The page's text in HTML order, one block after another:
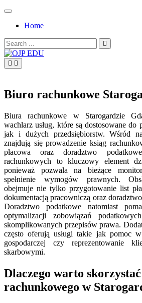
Skip
contentHome
Search
for:
Biuro rachunkowe
Biura rachunkowe w Starogardzie
wachlarz usług, które są dostosowane do
jak i dużych przedsiębiorstw. Wśród
znajdują się prowadzenie ksiąg
płacowa oraz doradztwo
rachunkowych to kluczowy element
ponieważ pozwala na bieżące
spełnienie wymogów prawnych.
obejmuje nie tylko przygotowanie list
dokumentacją pracowniczą oraz
Doradztwo podatkowe natomiast
optymalizacji zobowiązań
skomplikowanych przepisów prawa.
często oferują usługi takie jak pomoc w
gospodarczej czy reprezentowanie
skarbowymi.
Dlaczego warto
rachunkowego w